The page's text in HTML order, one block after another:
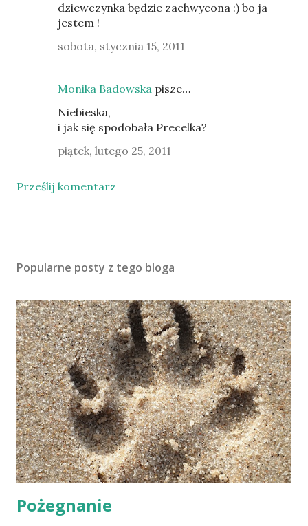
dziewczynka będzie zachwycona :) bo ja
jestem !
sobota, stycznia 15, 2011
Monika Badowska pisze…
Niebieska,
i jak się spodobała Precelka?
piątek, lutego 25, 2011
Prześlij komentarz
Popularne posty z tego bloga
Pożegnanie